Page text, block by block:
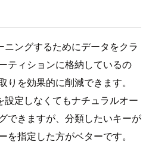
ングするためにデータをクラ
ティションに格納しているの
を効果的に削減できます。
定しなくてもナチュラルオー
できますが、分類したいキーが
指定した方がベターです。